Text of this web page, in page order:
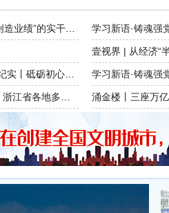
壹视界 | 从经济“
学习新语·铸魂强
涌金楼丨三座万